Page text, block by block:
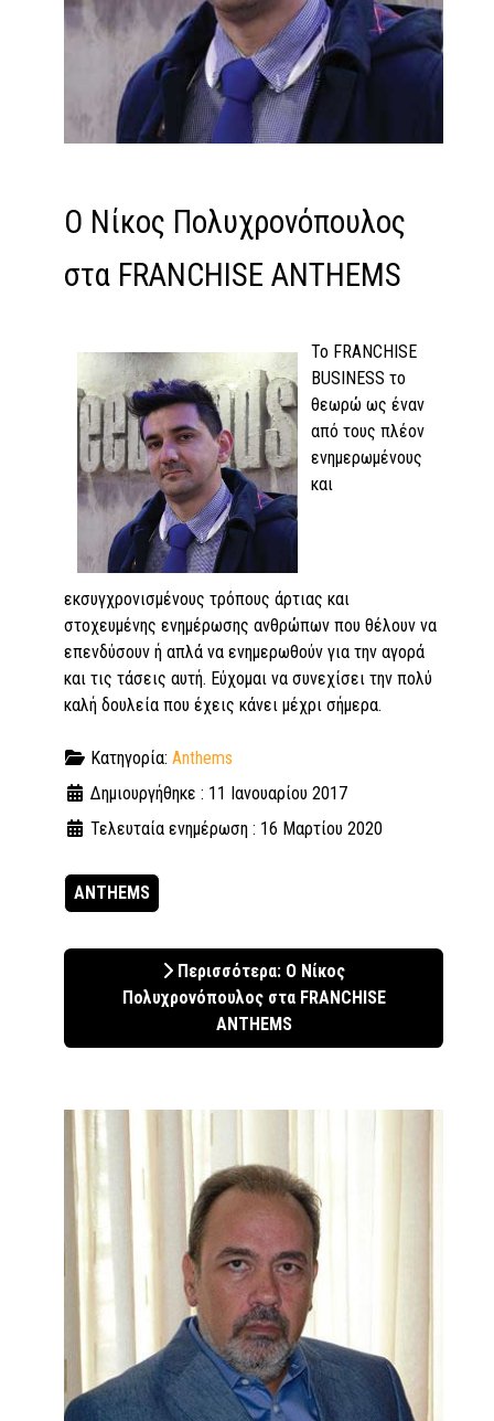
Ο Νίκος Πολυχρονόπουλος
στα FRANCHISE ANTHEMS
Το FRANCHISE
BUSINESS το
θεωρώ ως έναν
από τους πλέον
ενημερωμένους
και
εκσυγχρονισμένους τρόπους άρτιας και
στοχευμένης ενημέρωσης ανθρώπων που θέλουν να
επενδύσουν ή απλά να ενημερωθούν για την αγορά
και τις τάσεις αυτή. Εύχομαι να συνεχίσει την πολύ
καλή δουλεία που έχεις κάνει μέχρι σήμερα.
Κατηγορία: Anthems
Δημιουργήθηκε : 11 Ιανουαρίου 2017
Τελευταία ενημέρωση : 16 Μαρτίου 2020
ANTHEMS
Περισσότερα: Ο Νίκος
Πολυχρονόπουλος στα FRANCHISE
ANTHEMS